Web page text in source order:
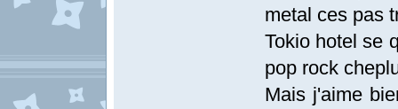
metal ces pas
Tokio hotel se
pop rock
Mais j'aime